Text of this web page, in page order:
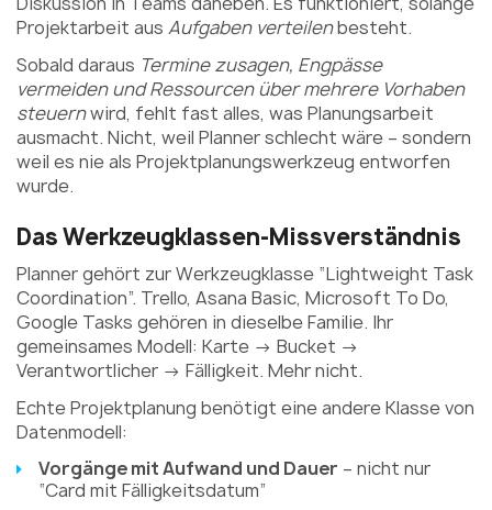
Projektarbeit aus Aufgaben verteilenbesteht.
Sobald daraus Termine zusagen, Engpässe
vermeiden und Ressourcen über mehrere Vorhaben
steuernwird, fehlt fast alles, was Planungsarbeit
ausmacht. Nicht, weil Planner schlecht wäre – sondern
weil es nie als Projektplanungswerkzeug entworfen
wurde.
Das Werkzeugklassen-Missverständnis
Planner gehört zur Werkzeugklasse “Lightweight Task
Coordination”. Trello, Asana Basic, Microsoft To Do,
Google Tasks gehören in dieselbe Familie. Ihr
gemeinsames Modell: Karte → Bucket →
Verantwortlicher → Fälligkeit. Mehr nicht.
Echte Projektplanung benötigt eine andere Klasse von
Datenmodell:
Vorgänge mit Aufwand und Dauer – nicht nur
“Card mit Fälligkeitsdatum”